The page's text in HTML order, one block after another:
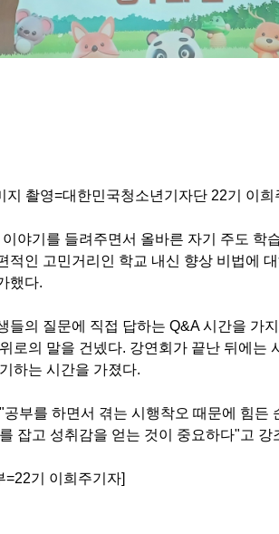
지 촬영=대한민국청소년기자단 22기 이희
야기를 들려주면서 올바른 자기 주도 학
적인 고민거리인 학교 내신 향상 비법에
했다.
들의 질문에 직접 답하는 Q&A 시간을 가
로의 말을 건넸다. 강연회가 끝난 뒤에는
하는 시간을 가졌다.
부를 하면서 겪는 시행착오 때문에 힘든
잡고 성취감을 얻는 것이 중요하다"고 강
=22기 이희주기자]